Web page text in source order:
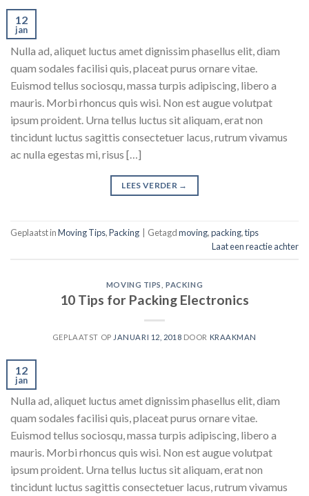
12
jan
Nulla ad, aliquet luctus amet dignissim phasellus elit, diam
quam sodales facilisi quis, placeat purus ornare vitae.
Euismod tellus sociosqu, massa turpis adipiscing, libero a
mauris. Morbi rhoncus quis wisi. Non est augue volutpat
ipsum proident. Urna tellus luctus sit aliquam, erat non
tincidunt luctus sagittis consectetuer lacus, rutrum vivamus
ac nulla egestas mi, risus […]
LEES VERDER →
Geplaatst inMoving Tips,Packing Getagdmoving,packing,tips
Laat een reactie achter
MOVING TIPS ,PACKING
10 Tips for Packing Electronics
GEPLAATST OP JANUARI 12, 2018 DOOR KRAAKMAN
12
jan
Nulla ad, aliquet luctus amet dignissim phasellus elit, diam
quam sodales facilisi quis, placeat purus ornare vitae.
Euismod tellus sociosqu, massa turpis adipiscing, libero a
mauris. Morbi rhoncus quis wisi. Non est augue volutpat
ipsum proident. Urna tellus luctus sit aliquam, erat non
tincidunt luctus sagittis consectetuer lacus, rutrum vivamus